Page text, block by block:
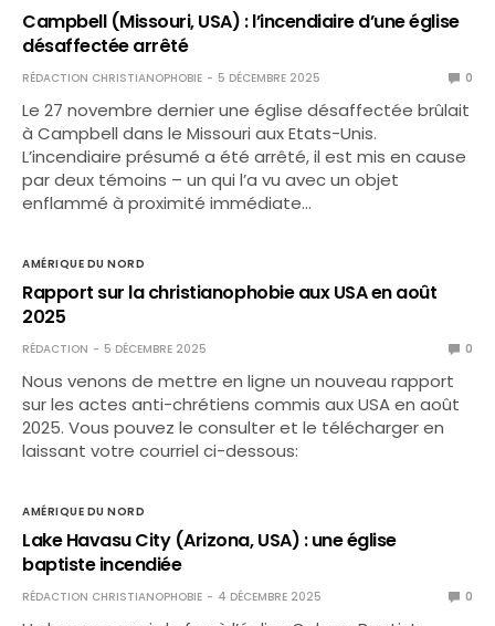
Campbell (Missouri, USA) : l’incendiaire d’une église
désaffectée arrêté
RÉDACTION CHRISTIANOPHOBIE 5 DÉCEMBRE 2025 0
Le 27 novembre dernier une église désaffectée brûlait
à Campbell dans le Missouri aux Etats-Unis.
L’incendiaire présumé a été arrêté, il est mis en cause
par deux témoins – un qui l’a vu avec un objet
enflammé à proximité immédiate…
AMÉRIQUE DU NORD
Rapport sur la christianophobie aux USA en août
2025
RÉDACTION 5 DÉCEMBRE 2025 0
Nous venons de mettre en ligne un nouveau rapport
sur les actes anti-chrétiens commis aux USA en août
2025. Vous pouvez le consulter et le télécharger en
laissant votre courriel ci-dessous:
AMÉRIQUE DU NORD
Lake Havasu City (Arizona, USA) : une église
baptiste incendiée
RÉDACTION CHRISTIANOPHOBIE 4 DÉCEMBRE 2025 0